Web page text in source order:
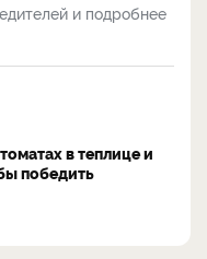
и подробнее
в теплице и
победить